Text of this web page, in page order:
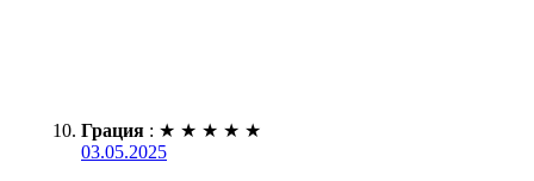
Грация : ★ ★ ★ ★ ★
03.05.2025